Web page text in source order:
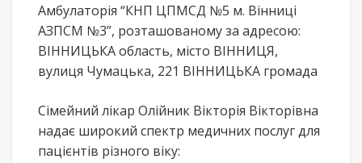
Амбулаторія “КНП ЦПМСД №5 м. Вінниці
АЗПСМ №3”, розташованому за адресою:
ВІННИЦЬКА область, місто ВІННИЦЯ,
вулиця Чумацька, 221 ВІННИЦЬКА громада
Сімейний лікар Олійник Вікторія Вікторівна
надає широкий спектр медичних послуг для
пацієнтів різного віку: